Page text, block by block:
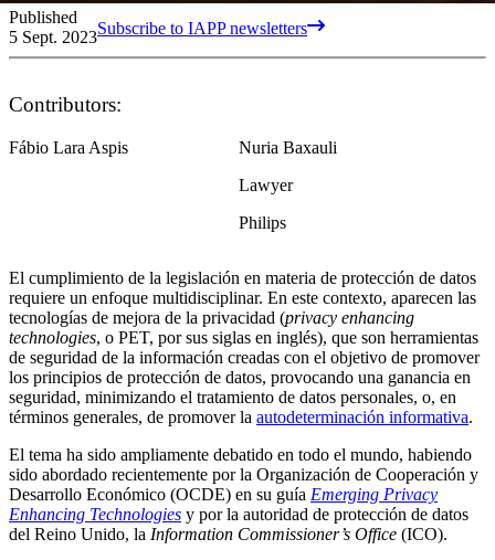
Published
5 Sept. 2023Subscribe to IAPP newsletters
Contributors:
Fábio Lara Aspis
Nuria Baxauli
Lawyer
Philips
El cumplimiento de la legislación en materia de protección de datos
requiere un enfoque multidisciplinar. En este contexto, aparecen las
tecnologías de mejora de la privacidad (privacy enhancing
technologies, o PET, por sus siglas en inglés), que son herramientas
de seguridad de la información creadas con el objetivo de promover
los principios de protección de datos, provocando una ganancia en
seguridad, minimizando el tratamiento de datos personales, o, en
términos generales, de promover la autodeterminación informativa.
El tema ha sido ampliamente debatido en todo el mundo, habiendo
sido abordado recientemente por la Organización de Cooperación y
Desarrollo Económico (OCDE) en su guía Emerging Privacy
Enhancing Technologies y por la autoridad de protección de datos
del Reino Unido, la Information Commissioner’s Office (ICO).